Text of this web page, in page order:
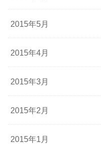
2015年5月
2015年4月
2015年3月
2015年2月
2015年1月